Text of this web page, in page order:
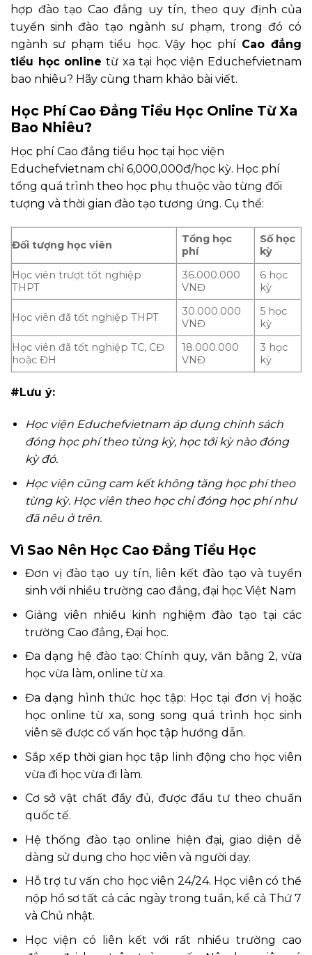
hợp đào tạo Cao đẳng uy tín, theo quy định của
tuyển sinh đào tạo ngành sư phạm, trong đó có
ngành sư phạm tiểu học. Vậy học phí Cao đẳng
tiểu học online từ xa tại học viện Educhefvietnam
bao nhiêu? Hãy cùng tham khảo bài viết.
Học Phí Cao Đẳng Tiểu Học Online Từ Xa
Bao Nhiêu?
Học phí Cao đẳng tiểu học tại học viện
Educhefvietnam chỉ 6,000,000đ/học kỳ. Học phí
tổng quá trình theo học phụ thuộc vào từng đối
tượng và thời gian đào tạo tương ứng. Cụ thể:
Đối tượng học viên
Tổng học
phí
Số học
kỳ
Học viên trượt tốt nghiệp
THPT
36.000.000
VNĐ
6 học
kỳ
Học viên đã tốt nghiệp THPT
30.000.000
VNĐ
5 học
kỳ
Học viên đã tốt nghiệp TC, CĐ
hoặc ĐH
18.000.000
VNĐ
3 học
kỳ
#Lưu ý:
Học viện Educhefvietnam áp dụng chính sách
đóng học phí theo từng kỳ, học tới kỳ nào đóng
kỳ đó.
Học viện cũng cam kết không tăng học phí theo
từng kỳ. Học viên theo học chỉ đóng học phí như
đã nêu ở trên.
Vì Sao Nên Học Cao Đẳng Tiểu Học
Đơn vị đào tạo uy tín, liên kết đào tạo và tuyển
sinh với nhiều trường cao đẳng, đại học Việt Nam
Giảng viên nhiều kinh nghiệm đào tạo tại các
trường Cao đẳng, Đại học.
Đa dạng hệ đào tạo: Chính quy, văn bằng 2, vừa
học vừa làm, online từ xa.
Đa dạng hình thức học tập: Học tại đơn vị hoặc
học online từ xa, song song quá trình học sinh
viên sẽ được cố vấn học tập hướng dẫn.
Sắp xếp thời gian học tập linh động cho học viên
vừa đi học vừa đi làm.
Cơ sở vật chất đầy đủ, được đầu tư theo chuẩn
quốc tế.
Hệ thống đào tạo online hiện đại, giao diện dễ
dàng sử dụng cho học viên và người dạy.
Hỗ trợ tư vấn cho học viên 24/24. Học viên có thể
nộp hồ sơ tất cả các ngày trong tuần, kể cả Thứ 7
và Chủ nhật.
Học viện có liên kết với rất nhiều trường cao